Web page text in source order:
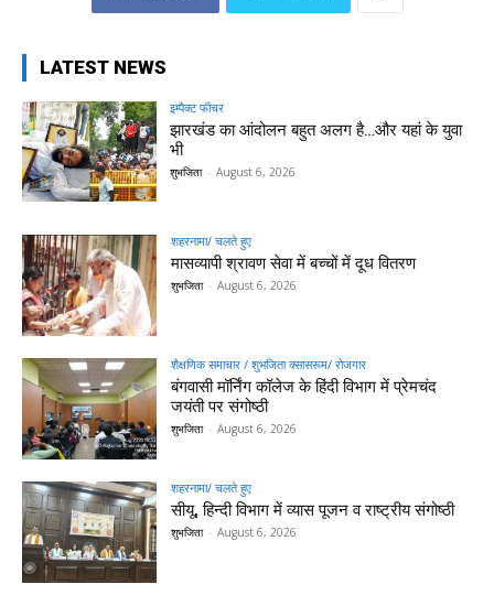
LATEST NEWS
इम्पैक्ट फीचर
झारखंड का आंदोलन बहुत अलग है…और यहां के युवा
भी
शुभजिता - August 6, 2026
शहरनामा/ चलते हुए
मासव्यापी श्रावण सेवा में बच्चों में दूध वितरण
शुभजिता - August 6, 2026
शैक्षणिक समाचार / शुभजिता क्सासरूम/ रोजगार
बंगवासी मॉर्निंग कॉलेज के हिंदी विभाग में प्रेमचंद
जयंती पर संगोष्ठी
शुभजिता - August 6, 2026
शहरनामा/ चलते हुए
सीयू, हिन्दी विभाग में व्यास पूजन व राष्ट्रीय संगोष्ठी
शुभजिता - August 6, 2026